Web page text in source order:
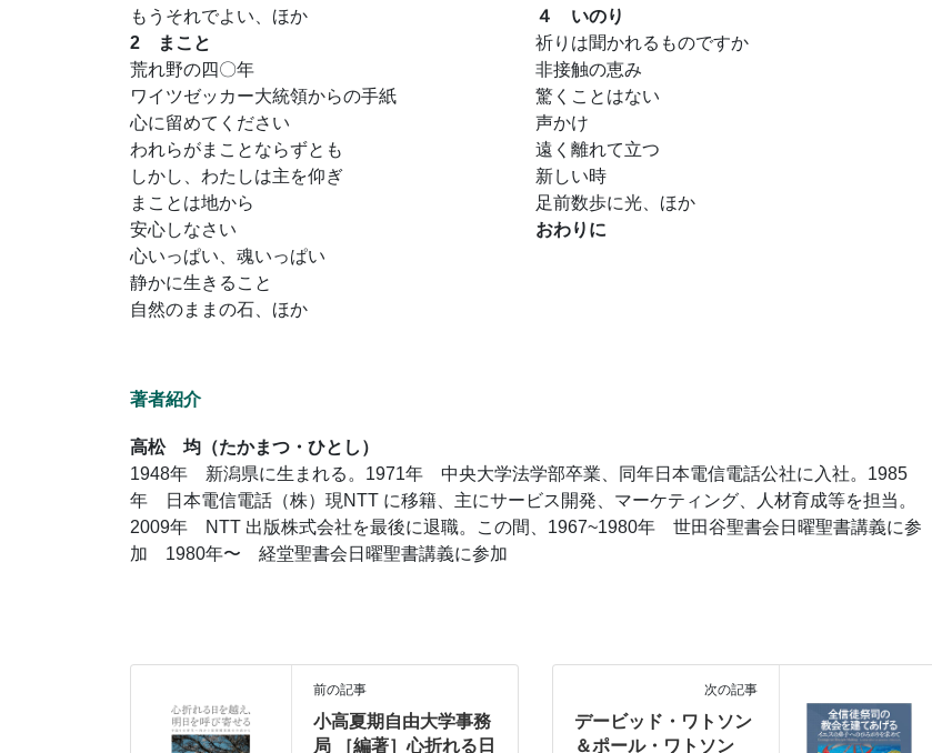
もうそれでよい、ほか
2 まこと
荒れ野の四〇年
ワイツゼッカー大統領からの手紙
心に留めてください
われらがまことならずとも
しかし、わたしは主を仰ぎ
まことは地から
安心しなさい
心いっぱい、魂いっぱい
静かに生きること
自然のままの石、ほか
４ いのり
祈りは聞かれるものですか
非接触の恵み
驚くことはない
声かけ
遠く離れて立つ
新しい時
足前数歩に光、ほか
おわりに
著者紹介
高松 均（たかまつ・ひとし）
1948年 新潟県に生まれる。1971年 中央大学法学部卒業、同年日本電信電話公社に入社。1985
年 日本電信電話（株）現NTT に移籍、主にサービス開発、マーケティング、人材育成等を担当。
2009年 NTT 出版株式会社を最後に退職。この間、1967~1980年 世田谷聖書会日曜聖書講義に参
加 1980年〜 経堂聖書会日曜聖書講義に参加
前の記事
小高夏期自由大学事務
局 ［編著］心折れる日
次の記事
デービッド・ワトソン
＆ポール・ワトソン